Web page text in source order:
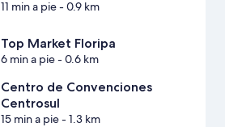
11 min a pie- 0.9 km
Top Market Floripa
6 min a pie- 0.6 km
Centro de Convenciones
Centrosul
15 min a pie- 1.3 km